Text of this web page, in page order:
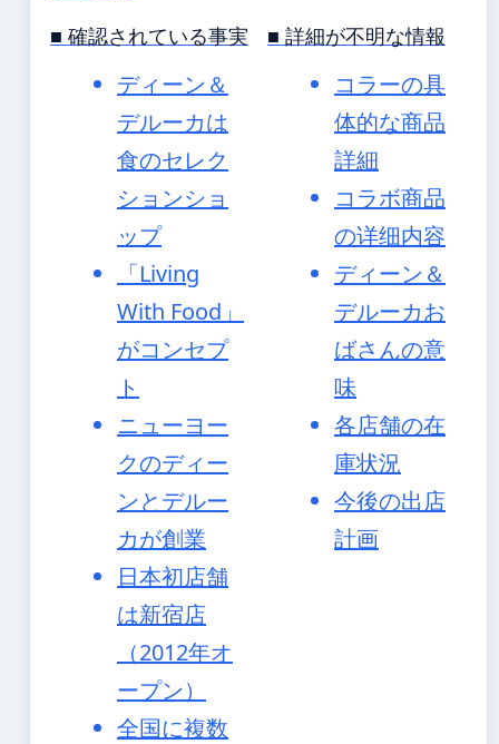
■ 確認されている事実
ディーン＆
デルーカは
食のセレク
ションショ
ップ
「Living
With Food」
がコンセプ
ト
ニューヨー
クのディー
ンとデルー
カが創業
日本初店舗
は新宿店
（2012年オ
ープン）
全国に複数
■ 詳細が不明な情報
コラーの具
体的な商品
詳細
コラボ商品
の详细内容
ディーン＆
デルーカお
ばさんの意
味
各店舗の在
庫状況
今後の出店
計画